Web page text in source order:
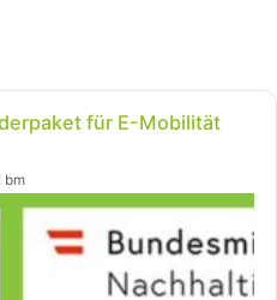
für E-Mobilität
bm